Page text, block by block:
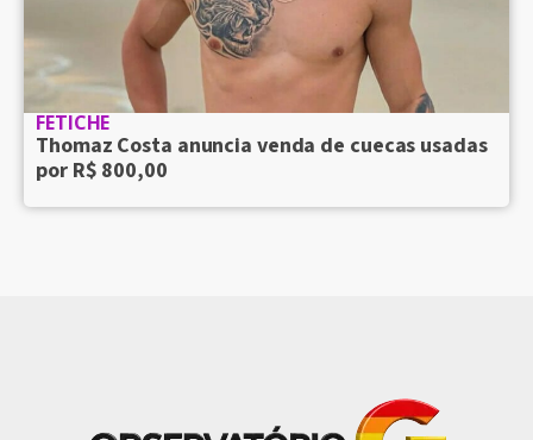
FETICHE
Thomaz Costa anuncia venda de cuecas usadas
por R$ 800,00